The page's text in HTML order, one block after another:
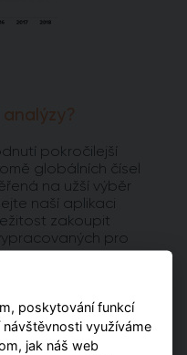
pokročilejší
globálních čísel
na užší výběr
naší aplikaci
zakoupit
pro
poskytování funkcí
návštěvnosti využíváme
jak náš web